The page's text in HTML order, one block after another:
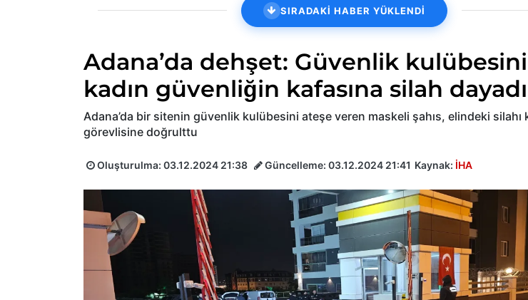
SIRADAKİ HABER YÜKLENDİ
Adana’da dehşet: Güvenlik kulübesini
kadın güvenliğin kafasına silah dayadı
Adana’da bir sitenin güvenlik kulübesini ateşe veren maskeli şahıs, elindeki silahı
görevlisine doğrulttu
Oluşturulma: 03.12.2024 21:38 Güncelleme: 03.12.2024 21:41 Kaynak: İHA